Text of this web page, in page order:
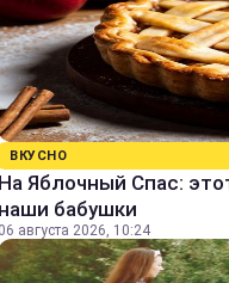
ВКУСНО
На Яблочный Спас:
наши бабушки
06 августа 2026, 10:24